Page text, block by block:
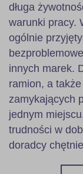
długa
warunki pracy.
ogólnie
innych marek.
ramion, a
zamykających
jednym
trudności w
doradcy